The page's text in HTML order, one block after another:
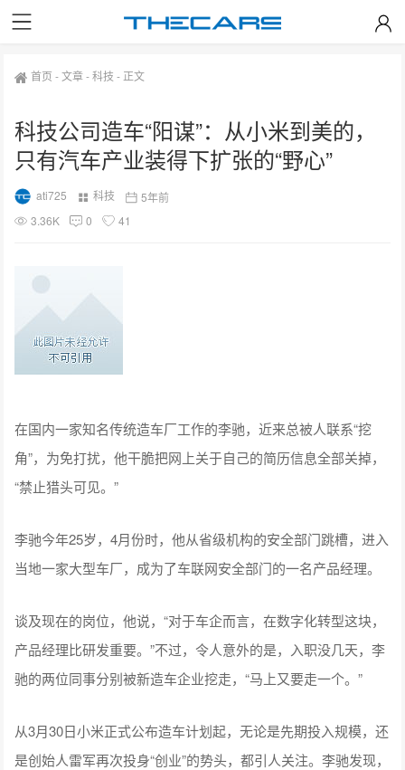
首页 -文章-科技 - 正文
科技公司造车“阳谋”：从小米到美的，
只有汽车产业装得下扩张的“野心”
ati725 科技
5年前
3.36K
0 41
在国内一家知名传统造车厂工作的李驰，近来总被人联系“挖
角”，为免打扰，他干脆把网上关于自己的简历信息全部关掉，
“禁止猎头可见。”
李驰今年25岁，4月份时，他从省级机构的安全部门跳槽，进入
当地一家大型车厂，成为了车联网安全部门的一名产品经理。
谈及现在的岗位，他说，“对于车企而言，在数字化转型这块，
产品经理比研发重要。”不过，令人意外的是，入职没几天，李
驰的两位同事分别被新造车企业挖走，“马上又要走一个。”
从3月30日小米正式公布造车计划起，无论是先期投入规模，还
是创始人雷军再次投身“创业”的势头，都引人关注。李驰发现，